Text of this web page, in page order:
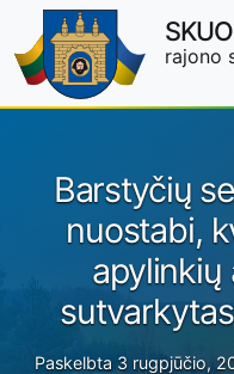
Skip to main content
rajono
Barstyčių
nuostabi,
apylinkių
Paskelbta 3 rugpjūčio,